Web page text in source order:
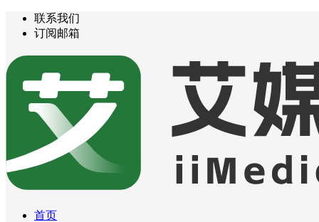
联系我们
订阅邮箱
首页